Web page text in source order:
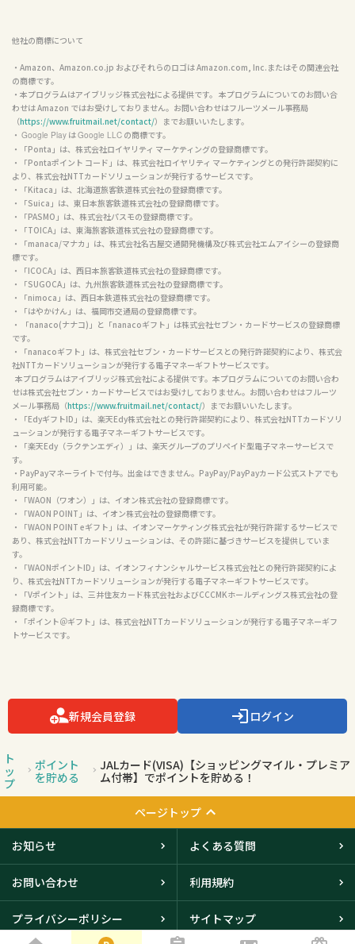
他社の商標について
・Amazon、Amazon.co.jp およびそれらのロゴは Amazon.com, Inc.またはその関連会社
の商標です。
・本プログラムはアイブリッジ株式会社による提供です。 本プログラムについてのお問い合
わせは Amazon ではお受けしておりません。お問い合わせはフルーツメール事務局
（https://www.fruitmail.net/contact/）までお願いいたします。
・ Google Play は Google LLC の商標です。
・「Ponta」は、株式会社ロイヤリティ マーケティングの登録商標です。
・「Pontaポイント コード」は、株式会社ロイヤリティ マーケティングとの発行許諾契約に
より、株式会社NTTカードソリューションが発行するサービスです。
・「Kitaca」は、北海道旅客鉄道株式会社の登録商標です。
・「Suica」は、東日本旅客鉄道株式会社の登録商標です。
・「PASMO」は、株式会社パスモの登録商標です。
・「TOICA」は、東海旅客鉄道株式会社の登録商標です。
・「manaca/マナカ」は、株式会社名古屋交通開発機構及び株式会社エムアイシーの登録商
標です。
・「ICOCA」は、西日本旅客鉄道株式会社の登録商標です。
・「SUGOCA」は、九州旅客鉄道株式会社の登録商標です。
・「nimoca」は、西日本鉄道株式会社の登録商標です。
・「はやかけん」は、福岡市交通局の登録商標です。
・ 「nanaco(ナナコ)」と「nanacoギフト」は株式会社セブン・カードサービスの登録商標
です。
・「nanacoギフト」は、株式会社セブン・カードサービスとの発行許諾契約により、株式会
社NTTカードソリューションが発行する電子マネーギフトサービスです。
せは株式会社セブン・カードサービスではお受けしておりません。お問い合わせはフルーツ
メール事務局（https://www.fruitmail.net/contact/）までお願いいたします。
・「EdyギフトID」は、楽天Edy株式会社との発行許諾契約により、株式会社NTTカードソリ
ューションが発行する電子マネーギフトサービスです。
・「楽天Edy（ラクテンエディ）」は、楽天グループのプリペイド型電子マネーサービスで
す。
・PayPayマネーライトで付与。出金はできません。PayPay/PayPayカード公式ストアでも
利用可能。
・「WAON（ワオン）」は、イオン株式会社の登録商標です。
・「WAON POINT」は、イオン株式会社の登録商標です。
・「WAON POINT eギフト」は、イオンマーケティング株式会社が発行許諾するサービスで
あり、株式会社NTTカードソリューションは、その許諾に基づきサービスを提供していま
す。
・「WAONポイントID」は、イオンフィナンシャルサービス株式会社との発行許諾契約によ
り、株式会社NTTカードソリューションが発行する電子マネーギフトサービスです。
・「Vポイント」は、三井住友カード株式会社およびCCCMKホールディングス株式会社の登
録商標です。
・「ポイント＠ギフト」は、株式会社NTTカードソリューションが発行する電子マネーギフ
トサービスです。
新規会員登録 ログイン
ト
ッ
プ
ポイント
を貯める
JALカード(VISA)【ショッピングマイル・プレミア
ム付帯】でポイントを貯める！
ページトップ
お知らせ よくある質問
お問い合わせ 利用規約
プライバシーポリシー サイトマップ